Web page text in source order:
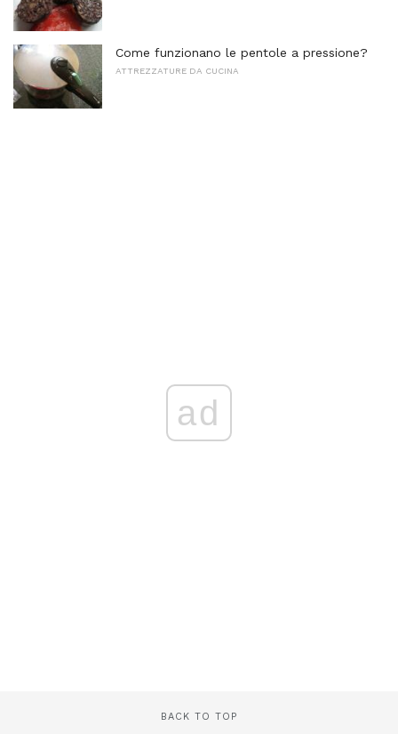
Come funzionano le pentole a pressione?
ATTREZZATURE DA CUCINA
ad
BACK TO TOP